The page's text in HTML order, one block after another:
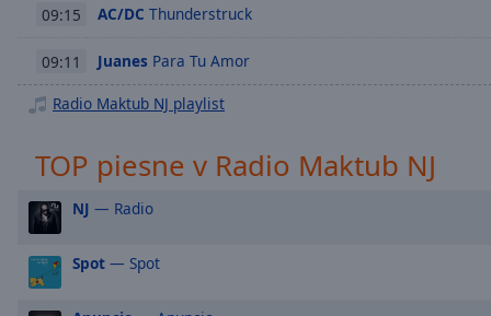
settings,
opens
subtitles
dialog
subtitles
off
selected
Audio
09:15 AC/DC Thunderstruck
09:11 Juanes Para Tu Amor
Radio Maktub NJ playlist
TOP piesne v Radio Maktub NJ
NJ — Radio
Spot — Spot